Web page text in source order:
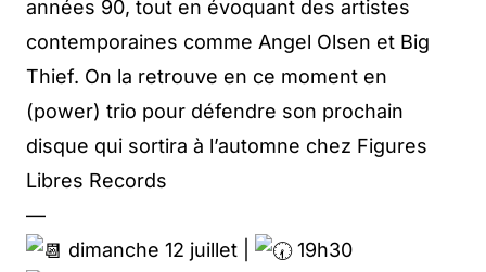
années 90, tout en évoquant des artistes
contemporaines comme Angel Olsen et Big
Thief. On la retrouve en ce moment en
(power) trio pour défendre son prochain
disque qui sortira à l’automne chez Figures
Libres Records
—
dimanche 12 juillet |
19h30